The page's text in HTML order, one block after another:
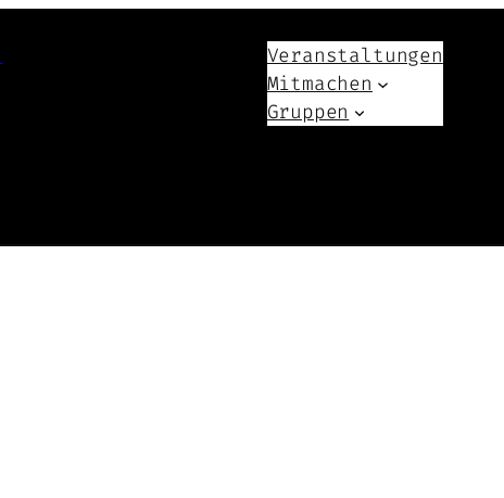
Veranstaltungen
Mitmachen
Gruppen